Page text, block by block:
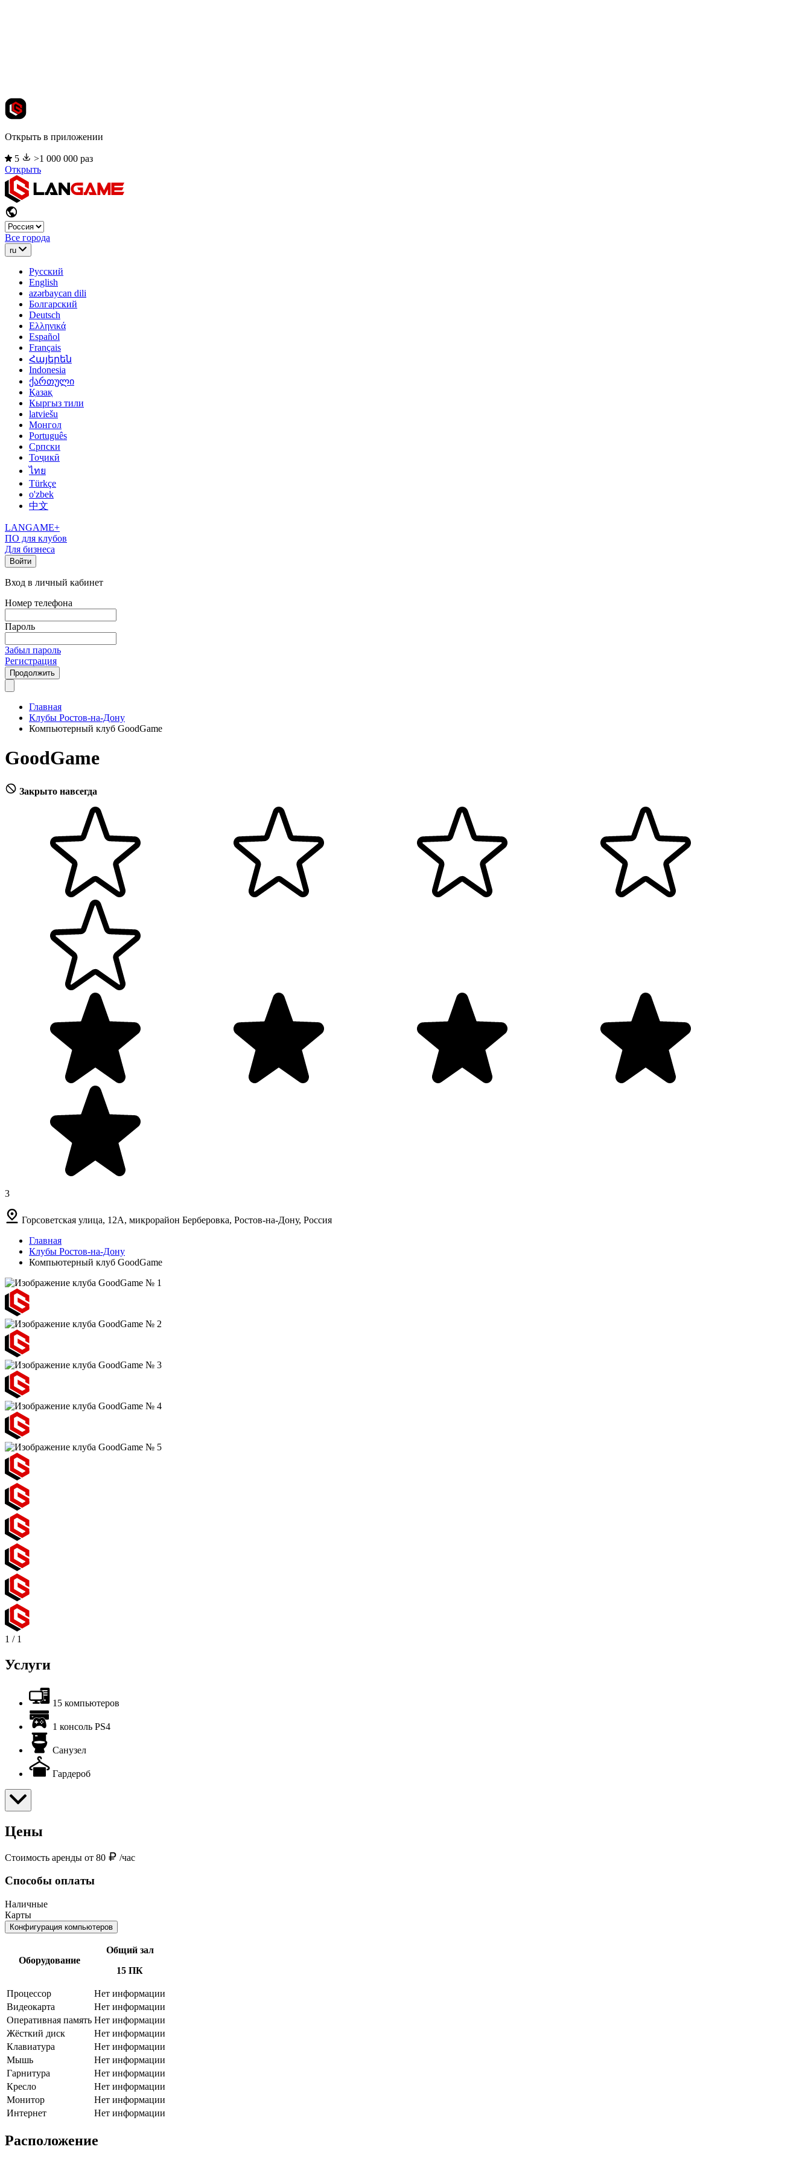
Открыть в приложении
5
>1 000 000 раз
Открыть
Все города
ru
Русский
English
azərbaycan dili
Болгарский
Deutsch
Ελληνικά
Español
Français
Հայերեն
Indonesia
ქართული
Қазақ
Кыргыз тили
latviešu
Монгол
Português
Српски
Тоҷикӣ
ไทย
Türkçe
o'zbek
中文
LANGAME+
ПО для клубов
Для бизнеса
Войти
Вход в личный кабинет
Номер телефона
Пароль
Забыл пароль
Регистрация
Продолжить
Главная
Клубы Ростов-на-Дону
Компьютерный клуб GoodGame
GoodGame
Закрыто навсегда
3
Горсоветская улица, 12А, микрорайон Берберовка, Ростов-на-Дону, Россия
Главная
Клубы Ростов-на-Дону
Компьютерный клуб GoodGame
1 / 1
Услуги
15 компьютеров
1 консоль PS4
Санузел
Гардероб
Цены
Стоимость аренды от 80 /час
Способы оплаты
Наличные
Карты
Конфигурация компьютеров
Оборудование
Общий зал
15 ПК
Процессор
Нет информации
Видеокарта
Нет информации
Оперативная память Нет информации
Жёсткий диск
Нет информации
Клавиатура
Нет информации
Мышь
Нет информации
Гарнитура
Нет информации
Кресло
Нет информации
Монитор
Нет информации
Интернет
Нет информации
Расположение